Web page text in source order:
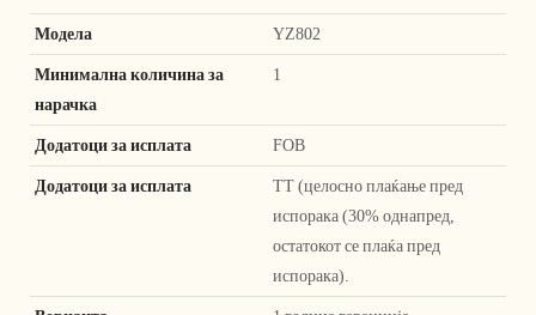
Модела YZ802
Минимална количина за
нарачка
1
Додатоци за исплата FOB
Додатоци за исплата
ТТ (целосно плаќање пред
испорака (30% однапред,
остатокот се плаќа пред
испорака).